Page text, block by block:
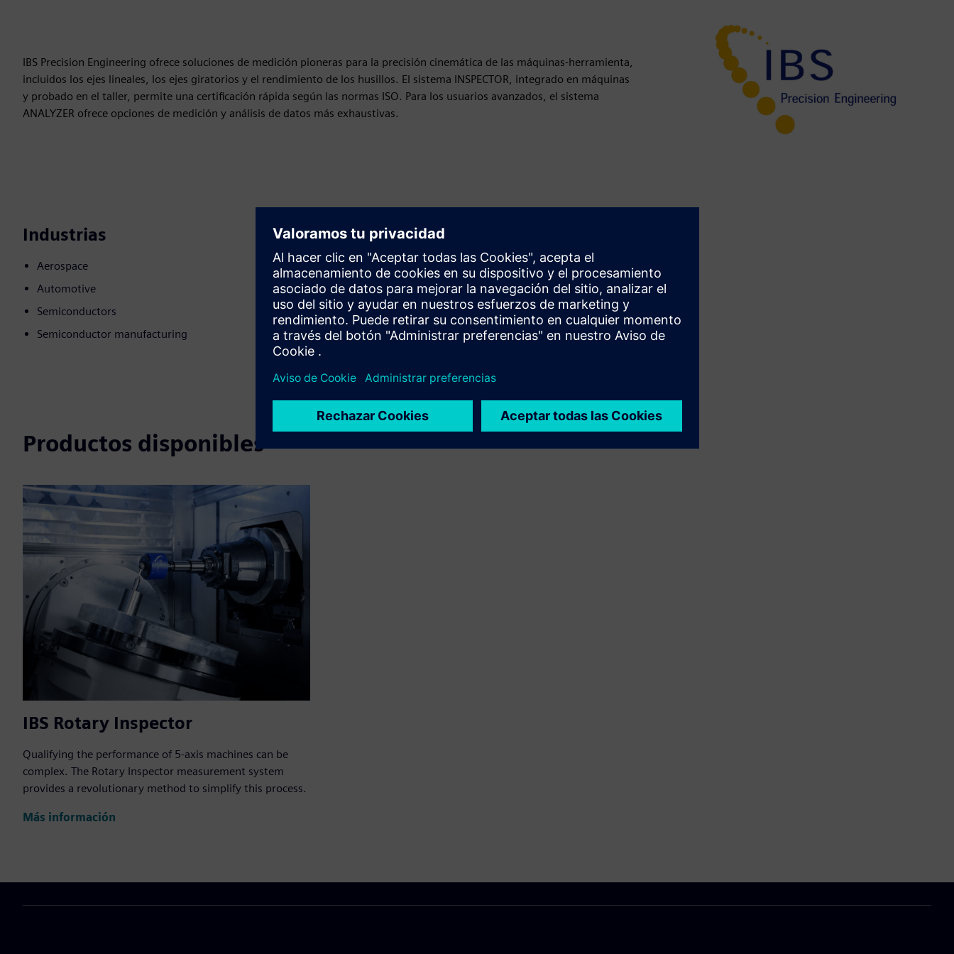
IBS Precision Engineering ofrece soluciones de medición pioneras para la precisión cinemática de las máquinas-herramienta,
incluidos los ejes lineales, los ejes giratorios y el rendimiento de los husillos. El sistema INSPECTOR, integrado en máquinas
y probado en el taller, permite una certificación rápida según las normas ISO. Para los usuarios avanzados, el sistema
ANALYZER ofrece opciones de medición y análisis de datos más exhaustivas.
Industrias
Aerospace
Automotive
Semiconductors
Semiconductor manufacturing
Movimiento
Build
Amplía o se basa en un producto o solución de Siemens
Xcelerator mediante la creación de un nuevo producto, o
crea una nueva solución para el cliente mediante la
integración del producto Siemens Xcelerator y el
Productos disponibles
IBS Rotary Inspector
Qualifying the performance of 5-axis machines can be
complex. The Rotary Inspector measurement system
provides a revolutionary method to simplify this process.
Más información